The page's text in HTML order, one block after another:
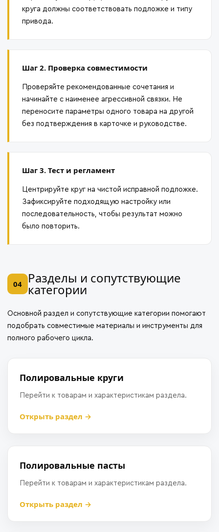
круга должны соответствовать подложке и типу
привода.
Шаг 2. Проверка совместимости
Проверяйте рекомендованные сочетания и
начинайте с наименее агрессивной связки. Не
переносите параметры одного товара на другой
без подтверждения в карточке и руководстве.
Шаг 3. Тест и регламент
Центрируйте круг на чистой исправной подложке.
Зафиксируйте подходящую настройку или
последовательность, чтобы результат можно
было повторить.
04 Разделы и сопутствующие
категории
Основной раздел и сопутствующие категории помогают
подобрать совместимые материалы и инструменты для
полного рабочего цикла.
Полировальные круги
Перейти к товарам и характеристикам раздела.
Открыть раздел →
Полировальные пасты
Перейти к товарам и характеристикам раздела.
Открыть раздел →